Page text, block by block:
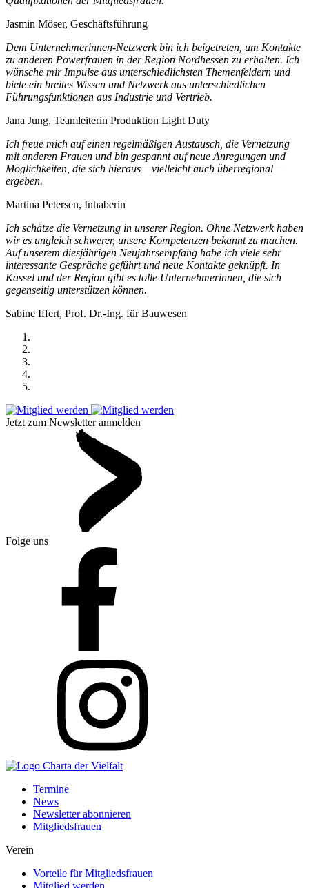
Jasmin Möser, Geschäftsführung
Dem Unternehmerinnen-Netzwerk bin ich beigetreten, um Kontakte
zu anderen Powerfrauen in der Region Nordhessen zu erhalten. Ich
wünsche mir Impulse aus unterschiedlichsten Themenfeldern und
biete ein breites Wissen und Netzwerk aus unterschiedlichen
Führungsfunktionen aus Industrie und Vertrieb.
Jana Jung, Teamleiterin Produktion Light Duty
Ich freue mich auf einen regelmäßigen Austausch, die Vernetzung
mit anderen Frauen und bin gespannt auf neue Anregungen und
Möglichkeiten, die sich hieraus – vielleicht auch überregional –
ergeben.
Martina Petersen, Inhaberin
Ich schätze die Vernetzung in unserer Region. Ohne Netzwerk haben
wir es ungleich schwerer, unsere Kompetenzen bekannt zu machen.
Auf unserem diesjährigen Neujahrsempfang habe ich viele sehr
interessante Gespräche geführt und neue Kontakte geknüpft. In
Kassel und der Region gibt es tolle Unternehmerinnen, die sich
gegenseitig unterstützen können.
Sabine Iffert, Prof. Dr.-Ing. für Bauwesen
Jetzt zum Newsletter anmelden
Folge uns
Termine
News
Newsletter abonnieren
Mitgliedsfrauen
Verein
Vorteile für Mitgliedsfrauen
Mitglied werden